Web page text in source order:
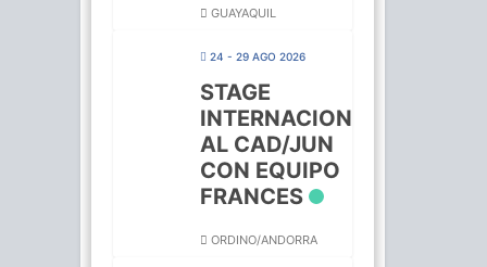
GUAYAQUIL
24 - 29 AGO 2026
STAGE
INTERNACION
AL CAD/JUN
CON EQUIPO
FRANCES
ORDINO/ANDORRA